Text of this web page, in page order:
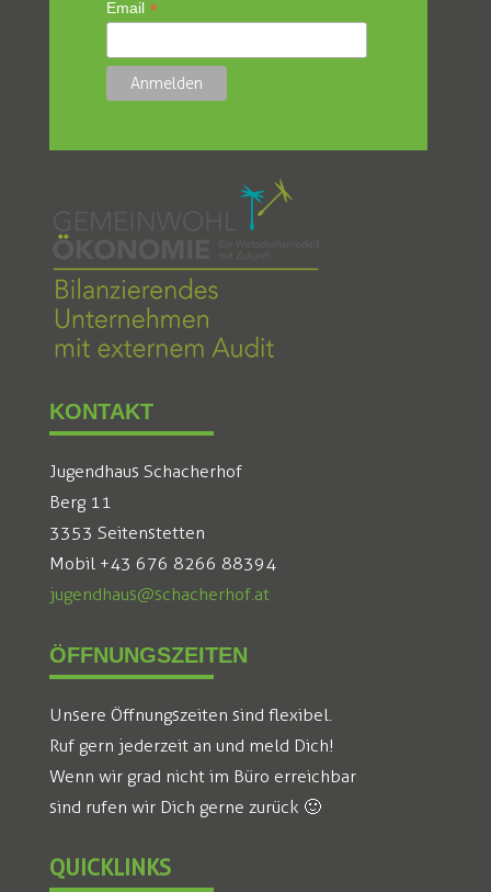
Email*
KONTAKT
Jugendhaus Schacherhof
Berg 11
3353 Seitenstetten
Mobil +43 676 8266 88394
jugendhaus@schacherhof.at
ÖFFNUNGSZEITEN
Unsere Öffnungszeiten sind flexibel.
Ruf gern jederzeit an und meld Dich!
Wenn wir grad nicht im Büro erreichbar
sind rufen wir Dich gerne zurück 🙂
QUICKLINKS